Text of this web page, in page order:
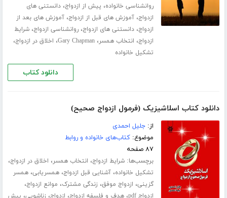
روانشناسی خانواده، پیش از ازدواج،دانستنی های
ازدواج،آموزش های قبل از ازدواج،آموزش های بعد از
ازدواج،دانستنی های ازدواج،روانشناسی ازدواج،شرایط
ازدواج، انتخاب همسر،Gary Chapman، اخلاق در ازدواج،
تشکیل خانواده
دانلود کتاب
دانلود کتاب اسلاشیزیک (فرمول ازدواج صحیح)
از:جلیل احمدی
موضوع:کتاب‌های خانواده و روابط
۸۷ صفحه
برچسب‌ها:شرایط ازدواج، انتخاب همسر، اخلاق در ازدواج،
تشکیل خانواده،آشنایی قبل ازدواج،همسریابی،همسر
گزینی، ازدواج موفق، زندگی مشترک، موانع ازدواج،
ازدواج pdf ،هدف و فلسفه ازدواج، ازدواج، زناشویی، پیش